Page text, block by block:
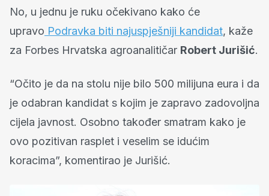
No, u jednu je ruku očekivano kako će
upravo Podravka biti najuspješniji kandidat, kaže
za Forbes Hrvatska agroanalitičar Robert Jurišić.
“Očito je da na stolu nije bilo 500 milijuna eura i da
je odabran kandidat s kojim je zapravo zadovoljna
cijela javnost. Osobno također smatram kako je
ovo pozitivan rasplet i veselim se idućim
koracima”, komentirao je Jurišić.